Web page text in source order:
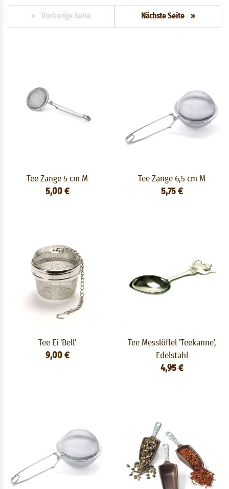
« Vorherige Seite Nächste Seite »
Tee Zange 5 cm M
5,00 €
Tee Zange 6,5 cm M
5,75 €
Tee Ei 'Bell'
9,00 €
Tee Messlöffel 'Teekanne',
Edelstahl
4,95 €